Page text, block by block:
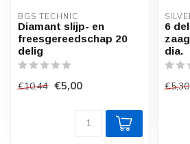
BGS TECHNIC
Diamant slijp- en
freesgereedschap 20
delig
€10,44 €5,00
6
dia.
€5,30